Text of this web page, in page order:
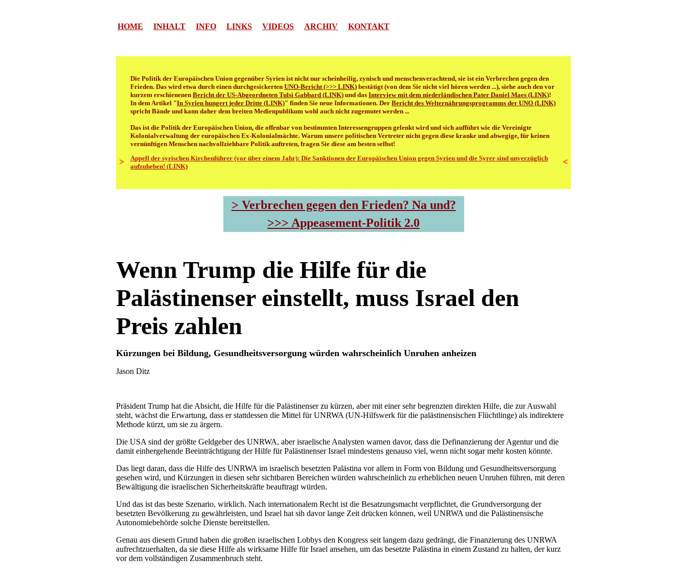
HOME INHALT INFO LINKS VIDEOS ARCHIV KONTAKT
Die Politik der Europäischen Union gegenüber Syrien ist nicht nur scheinheilig, zynisch und menschenverachtend, sie ist ein Verbrechen gegen den
Frieden. Das wird etwa durch einen durchgesickerten UNO-Bericht (>>> LINK) bestätigt (von dem Sie nicht viel hören werden ...), siehe auch den vor
kurzem erschienenen Bericht der US-Abgeordneten Tulsi Gabbard (LINK) und das Interview mit dem niederländischen Pater Daniel Maes (LINK)!
In dem Artikel "In Syrien hungert jeder Dritte (LINK)" finden Sie neue Informationen. Der Bericht des Welternährungsprogramms der UNO (LINK)
spricht Bände und kann daher dem breiten Medienpublikum wohl auch nicht zugemutet werden ...
Das ist die Politik der Europäischen Union, die offenbar von bestimmten Interessengruppen gelenkt wird und sich aufführt wie die Vereinigte
Kolonialverwaltung der europäischen Ex-Kolonialmächte. Warum unsere politischen Vertreter nicht gegen diese kranke und abwegige, für keinen
vernünftigen Menschen nachvollziehbare Politik auftreten, fragen Sie diese am besten selbst!
>
Appell der syrischen Kirchenführer (vor über einem Jahr): Die Sanktionen der Europäischen Union gegen Syrien und die Syrer sind unverzüglich
aufzuheben! (LINK)
<
> Verbrechen gegen den Frieden? Na und?
>>> Appeasement-Politik 2.0
Wenn Trump die Hilfe für die
Palästinenser einstellt, muss Israel den
Preis zahlen
Kürzungen bei Bildung, Gesundheitsversorgung würden wahrscheinlich Unruhen anheizen
Jason Ditz
Präsident Trump hat die Absicht, die Hilfe für die Palästinenser zu kürzen, aber mit einer sehr begrenzten direkten Hilfe, die zur Auswahl
steht, wächst die Erwartung, dass er stattdessen die Mittel für UNRWA (UN-Hilfswerk für die palästinensischen Flüchtlinge) als indirektere
Methode kürzt, um sie zu ärgern.
Die USA sind der größte Geldgeber des UNRWA, aber israelische Analysten warnen davor, dass die Definanzierung der Agentur und die
damit einhergehende Beeinträchtigung der Hilfe für Palästinenser Israel mindestens genauso viel, wenn nicht sogar mehr kosten könnte.
Das liegt daran, dass die Hilfe des UNRWA im israelisch besetzten Palästina vor allem in Form von Bildung und Gesundheitsversorgung
gesehen wird, und Kürzungen in diesen sehr sichtbaren Bereichen würden wahrscheinlich zu erheblichen neuen Unruhen führen, mit deren
Bewältigung die israelischen Sicherheitskräfte beauftragt würden.
Und das ist das beste Szenario, wirklich. Nach internationalem Recht ist die Besatzungsmacht verpflichtet, die Grundversorgung der
besetzten Bevölkerung zu gewährleisten, und Israel hat sih davor lange Zeit drücken können, weil UNRWA und die Palästinensische
Autonomiebehörde solche Dienste bereitstellen.
Genau aus diesem Grund haben die großen israelischen Lobbys den Kongress seit langem dazu gedrängt, die Finanzierung des UNRWA
aufrechtzuerhalten, da sie diese Hilfe als wirksame Hilfe für Israel ansehen, um das besetzte Palästina in einem Zustand zu halten, der kurz
vor dem vollständigen Zusammenbruch steht.